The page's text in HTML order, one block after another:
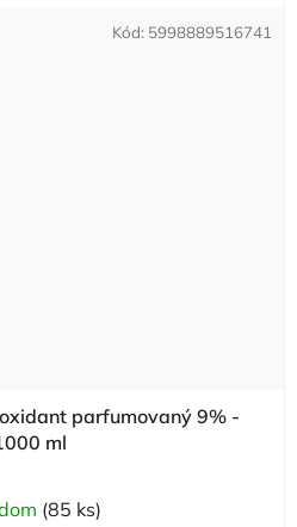
parfumovaný 9% -
ml
(85 ks)
Kód: 5998889516741